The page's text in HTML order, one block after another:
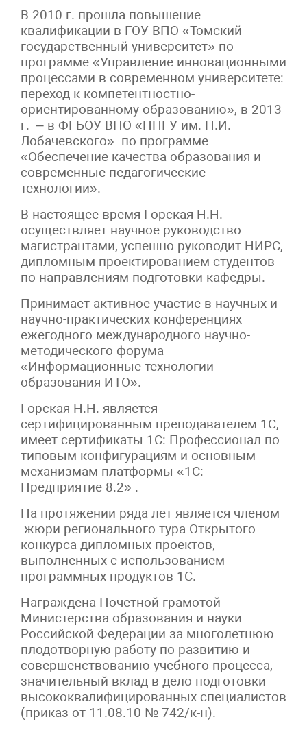
В 2010 г. прошла повышение
квалификации в ГОУ ВПО «Томский
государственный университет» по
программе «Управление инновационными
процессами в современном университете:
переход к компетентностно-
ориентированному образованию», в 2013
г. – в ФГБОУ ВПО «ННГУ им. Н.И.
Лобачевского» по программе
«Обеспечение качества образования и
современные педагогические
технологии».
В настоящее время Горская Н.Н.
осуществляет научное руководство
магистрантами, успешно руководит НИРС,
дипломным проектированием студентов
по направлениям подготовки кафедры.
Принимает активное участие в научных и
научно-практических конференциях
ежегодного международного научно-
методического форума
«Информационные технологии
образования ИТО».
Горская Н.Н. является
сертифицированным преподавателем 1С,
имеет сертификаты 1С: Профессионал по
типовым конфигурациям и основным
механизмам платформы «1С:
Предприятие 8.2» .
На протяжении ряда лет является членом
жюри регионального тура Открытого
конкурса дипломных проектов,
выполненных с использованием
программных продуктов 1С.
Награждена Почетной грамотой
Министерства образования и науки
Российской Федерации за многолетнюю
плодотворную работу по развитию и
совершенствованию учебного процесса,
значительный вклад в дело подготовки
высококвалифицированных специалистов
(приказ от 11.08.10 № 742/к-н).